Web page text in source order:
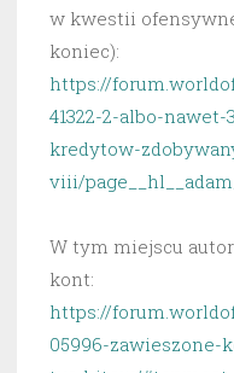
w kwestii
koniec):
https://
41322-2-albo-
kredytow-
viii/
W tym miejscu
kont:
https://
05996-zawieszone-